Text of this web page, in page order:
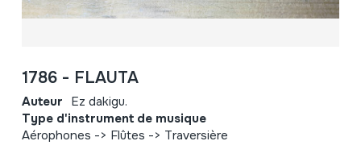
1786 - FLAUTA
Auteur Ez dakigu.
Type d'instrument de musique
Aérophones -> Flûtes -> Traversière